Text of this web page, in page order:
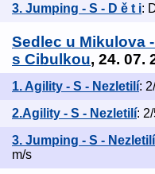
3. Jumping - S - D ě t i:
Sedlec u Mikulova
s Cibulkou, 24. 07.
1. Agility - S - Nezletilí:
2.Agility - S - Nezletilí:
3. Jumping - S - Nezletilí
m/s